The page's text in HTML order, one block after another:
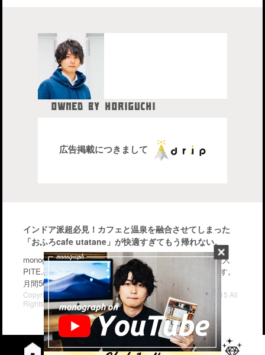
OWNED BY HORIGUCHI
株式会社drip代表取締役社長
広告掲載につきまして
インドア派超必見！カフェと温泉を融合させてしまった
「おふろcafe utatane」が快適すぎてもう帰れない。
monographはiPhone・Macなどのガジェットを中心に管理人
PITE.の気になるモノを幅広く紹介するブログメディアです。
月間50〜70万PV。気軽に楽しんで行って下さい。
Copyright© iPhone・Macの情報発信ブログ "monograph" , 2015 All
Rights Reserved.